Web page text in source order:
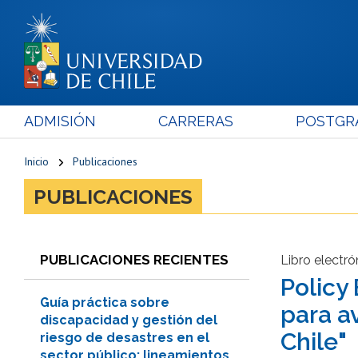
ADMISIÓN CARRERAS
Inicio Publicaciones
PUBLICACIONES
PUBLICACIONES RECIENTES
Guía práctica sobre
discapacidad y gestión del
riesgo de desastres en el
sector público: lineamientos
Libro
Policy
para
Chile"